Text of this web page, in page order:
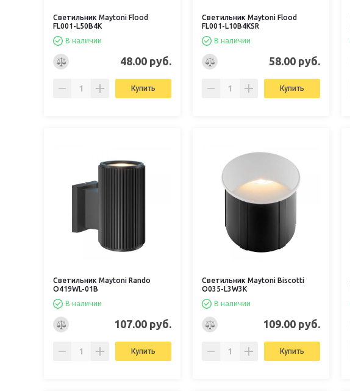
Светильник Maytoni Flood
FL001-L50B4K
В наличии
48.00 руб.
Купить
Светильник Maytoni Flood
FL001-L10B4KSR
В наличии
58.00 руб.
Купить
Светильник Maytoni Rando
O419WL-01B
В наличии
107.00 руб.
Купить
Светильник Maytoni Biscotti
O035-L3W3K
В наличии
109.00 руб.
Купить